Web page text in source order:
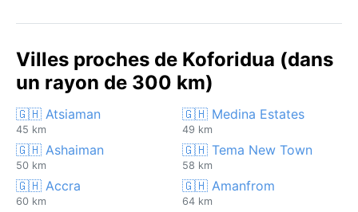
Villes proches de Koforidua (dans
un rayon de 300 km)
🇬🇭 Atsiaman
45 km
🇬🇭 Medina Estates
49 km
🇬🇭 Ashaiman
50 km
🇬🇭 Tema New Town
58 km
🇬🇭 Accra
60 km
🇬🇭 Amanfrom
64 km